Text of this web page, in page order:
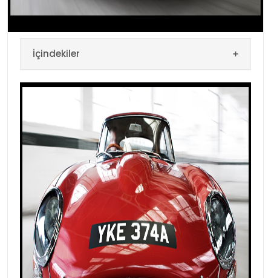
au jucat un rol important în istoria dezvoltării […]
İçindekiler